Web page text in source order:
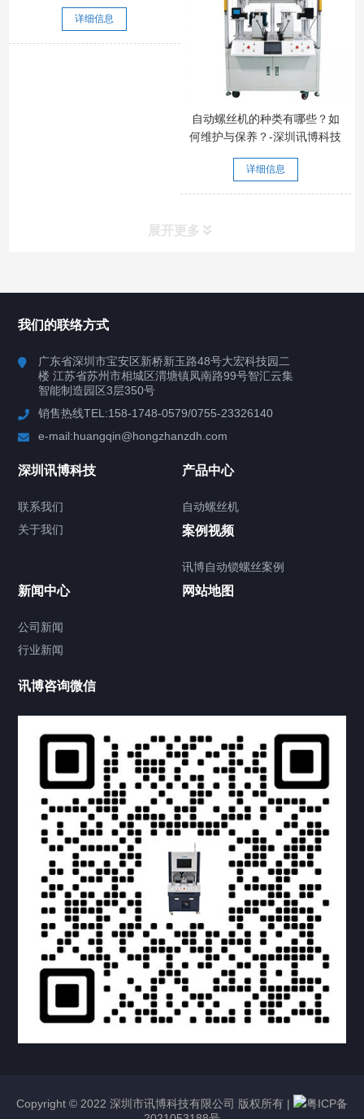
详细信息
自动螺丝机的种类有哪些？如
何维护与保养？-深圳讯博科技
详细信息
展开更多
行业案例
联系我们
关于我们
提交您的需求，获取产品资料与报价
我们的联络方式
广东省深圳市宝安区新桥新玉路48号大宏科技园二
楼 江苏省苏州市相城区渭塘镇凤南路99号智汇云集
智能制造园区3层350号
销售热线TEL:158-1748-0579/0755-23326140
e-mail:huangqin@hongzhanzdh.com
深圳讯博科技
联系我们
关于我们
产品中心
自动螺丝机
案例视频
讯博自动锁螺丝案例
新闻中心
公司新闻
行业新闻
网站地图
讯博咨询微信
Copyright © 2022 深圳市讯博科技有限公司 版权所有 |
粤ICP备